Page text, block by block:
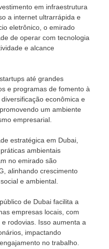
em infraestrutura
a internet ultrarrápida e
eletrônico, o emirado
de operar com tecnologia
e alcance
até grandes
e programas de fomento à
econômica e
um ambiente
empresarial.
estratégica em Dubai,
ambientais
no emirado são
alinhando crescimento
e ambiental.
de Dubai facilita a
empresas locais, com
rodovias. Isso aumenta a
impactando
no trabalho.